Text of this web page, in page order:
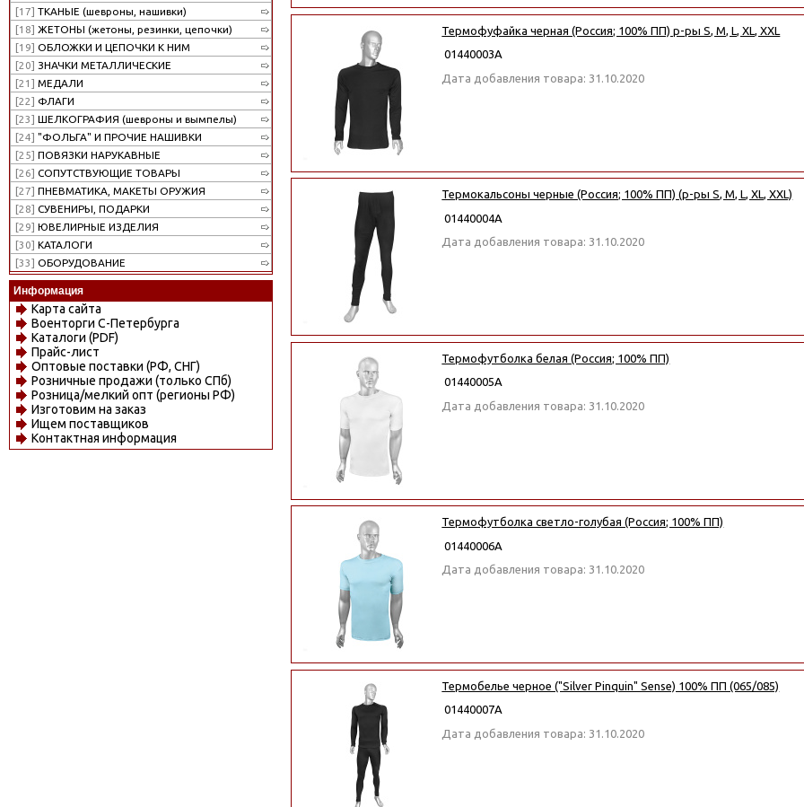
[17] ТКАНЫЕ (шевроны, нашивки)
[18] ЖЕТОНЫ (жетоны, резинки, цепочки)
[19] ОБЛОЖКИ И ЦЕПОЧКИ К НИМ
[20] ЗНАЧКИ МЕТАЛЛИЧЕСКИЕ
[21] МЕДАЛИ
[22] ФЛАГИ
[23] ШЕЛКОГРАФИЯ (шевроны и вымпелы)
[24] "ФОЛЬГА" И ПРОЧИЕ НАШИВКИ
[25] ПОВЯЗКИ НАРУКАВНЫЕ
[26] СОПУТСТВУЮЩИЕ ТОВАРЫ
[27] ПНЕВМАТИКА, МАКЕТЫ ОРУЖИЯ
[28] СУВЕНИРЫ, ПОДАРКИ
[29] ЮВЕЛИРНЫЕ ИЗДЕЛИЯ
[30] КАТАЛОГИ
[33] ОБОРУДОВАНИЕ
Информация
Карта сайта
Военторги С-Петербурга
Каталоги (PDF)
Прайс-лист
Оптовые поставки (РФ, СНГ)
Розничные продажи (только СПб)
Розница/мелкий опт (регионы РФ)
Изготовим на заказ
Ищем поставщиков
Контактная информация
Термофуфайка черная (Россия; 100% ПП) р-ры S, M, L, XL, XXL
01440003А
Дата добавления товара: 31.10.2020
Термокальсоны черные (Россия; 100% ПП) (р-ры S, M, L, XL, XXL)
01440004А
Дата добавления товара: 31.10.2020
Термофутболка белая (Россия; 100% ПП)
01440005А
Дата добавления товара: 31.10.2020
Термофутболка светло-голубая (Россия; 100% ПП)
01440006А
Дата добавления товара: 31.10.2020
Термобелье черное ("Silver Pinquin" Sense) 100% ПП (065/085)
01440007А
Дата добавления товара: 31.10.2020